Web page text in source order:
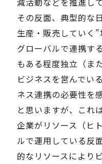
News
サイト内検索
Contact
その反面、典型的な
生産・販売していく
グローバルで連携す
もある程度独立（ま
ビジネスを営んでい
ネス連携の必要性を
と思いますが、これ
企業がリソース（ヒ
ルで運用している反
的なリソースにより